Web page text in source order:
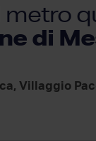
metro
di
Villaggio